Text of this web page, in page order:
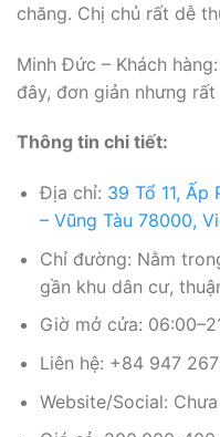
chăng. Chị chủ rất dễ
Minh Đức – Khách
đây, đơn giản nhưng
Thông tin chi tiết:
Địa chỉ: 39 Tổ 11, Ấp
– Vũng Tàu 78000,
Chỉ đường: Nằm
gần khu dân cư,
Giờ mở cửa:
Liên hệ: +84 947
Website/Social: